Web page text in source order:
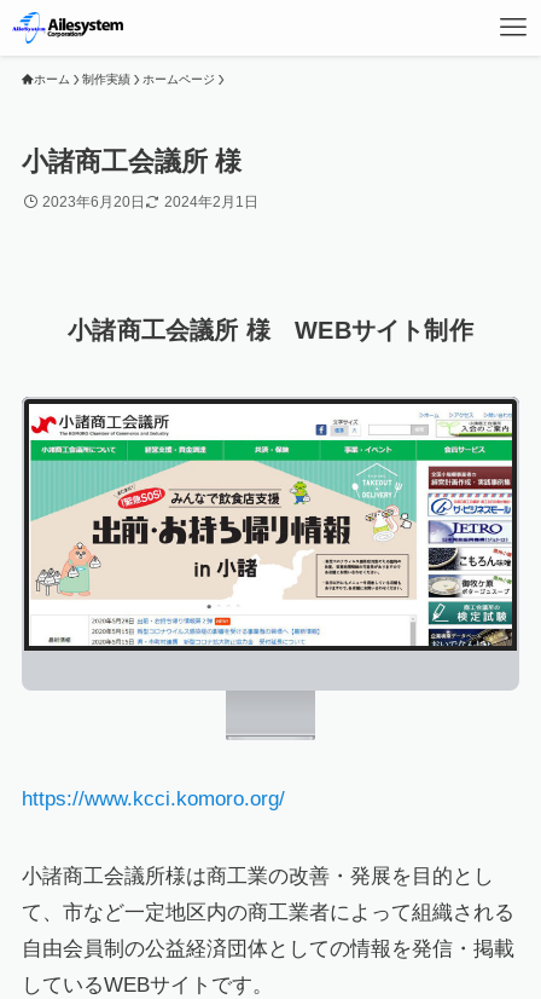
ホーム 制作実績 ホームページ
小諸商工会議所 様
2023年6月20日 2024年2月1日
小諸商工会議所 様 WEBサイト制作
https://www.kcci.komoro.org/
小諸商工会議所様は商工業の改善・発展を目的とし
て、市など一定地区内の商工業者によって組織される
自由会員制の公益経済団体としての情報を発信・掲載
しているWEBサイトです。